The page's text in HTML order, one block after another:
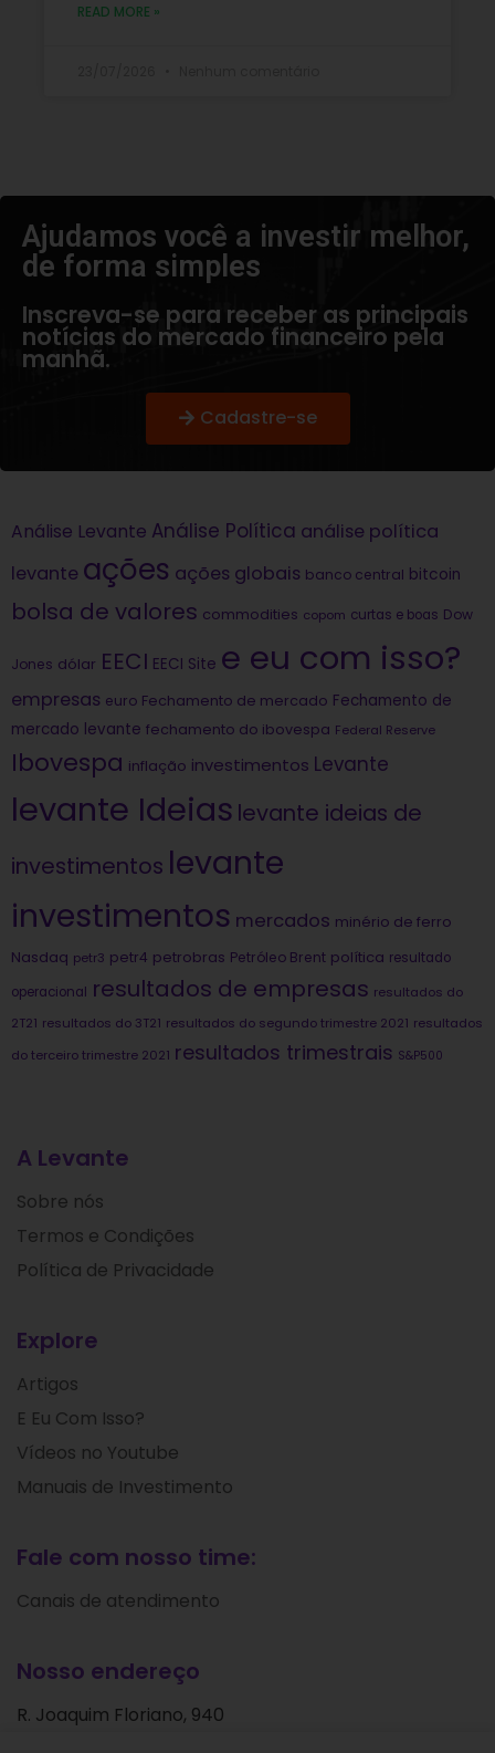
READ MORE »
Ajudamos você a investir melhor,
de forma simples​
Inscreva-se para receber as principais
notícias do mercado financeiro pela
manhã.
Cadastre-se
Análise Levante Análise Política análise política
levante ações ações globais banco central bitcoin
bolsa de valores commodities copom curtas e boas Dow
Jones dólar EECI EECI Site e eu com isso?
empresas euro Fechamento de mercado Fechamento de
mercado levante fechamento do ibovespa Federal Reserve
Ibovespa inflação investimentos Levante
levante Ideias levante ideias de
investimentos levante
investimentos mercados minério de ferro
Nasdaq petr3 petr4 petrobras Petróleo Brent política resultado
operacional resultados de empresas resultados do
2T21 resultados do 3T21 resultados do segundo trimestre 2021 resultados
do terceiro trimestre 2021 resultados trimestrais S&P500
A Levante
Sobre nós
Termos e Condições
Política de Privacidade
Explore
Artigos
E Eu Com Isso?
Vídeos no Youtube
Manuais de Investimento
Fale com nosso time:
Canais de atendimento
Nosso endereço
R. Joaquim Floriano, 940